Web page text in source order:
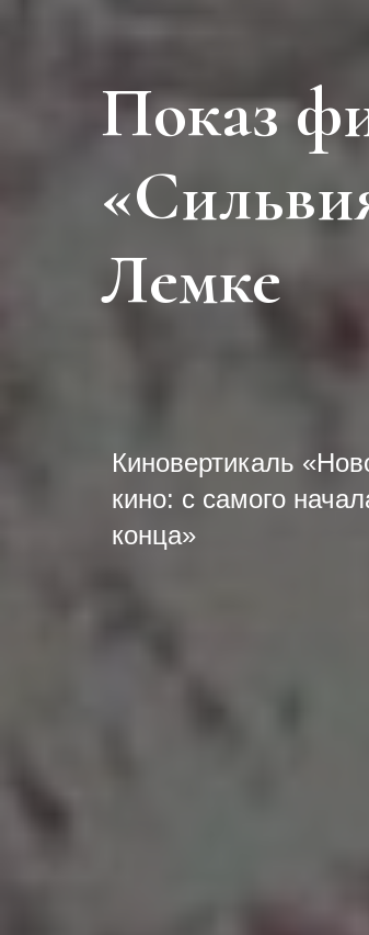
Показ
Лемке
Киновертикаль
кино: с самого
конца»